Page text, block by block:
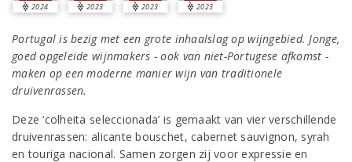
2024 2023 2023 2023
Portugal is bezig met een grote inhaalslag op wijngebied. Jonge,
goed opgeleide wijnmakers - ook van niet-Portugese afkomst -
maken op een moderne manier wijn van traditionele
druivenrassen.
Deze ‘colheita seleccionada’ is gemaakt van vier verschillende
druivenrassen: alicante bouschet, cabernet sauvignon, syrah
en touriga nacional. Samen zorgen zij voor expressie en